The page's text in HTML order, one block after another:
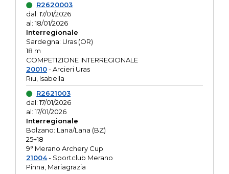
R2620003
dal: 17/01/2026
al: 18/01/2026
Interregionale
Sardegna: Uras (OR)
18 m
COMPETIZIONE INTERREGIONALE
20010- Arcieri Uras
Riu, Isabella
R2621003
dal: 17/01/2026
al: 17/01/2026
Interregionale
Bolzano: Lana/Lana (BZ)
25+18
9° Merano Archery Cup
21004- Sportclub Merano
Pinna, Mariagrazia